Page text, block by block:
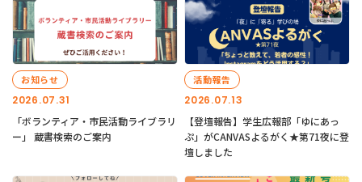
2026.07.31
お知らせ
「ボランティア・市民活動ライブラリ
ー」 蔵書検索のご案内
2026.07.13
活動報告
【登壇報告】学生広報部「ゆにあっ
ぷ」がCANVASよるがく★第71夜に登
壇しました